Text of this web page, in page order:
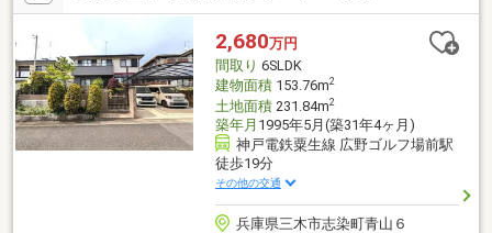
リーニング ◎外壁塗装 お問い合わせお待ちしております！
2,680万円
間取り 6SLDK
建物面積153.76m2
土地面積231.84m2
築年月 1995年5月(築31年4ヶ月)
神戸電鉄粟生線 広野ゴルフ場前駅
徒歩19分
その他の交通
兵庫県三木市志染町青山６